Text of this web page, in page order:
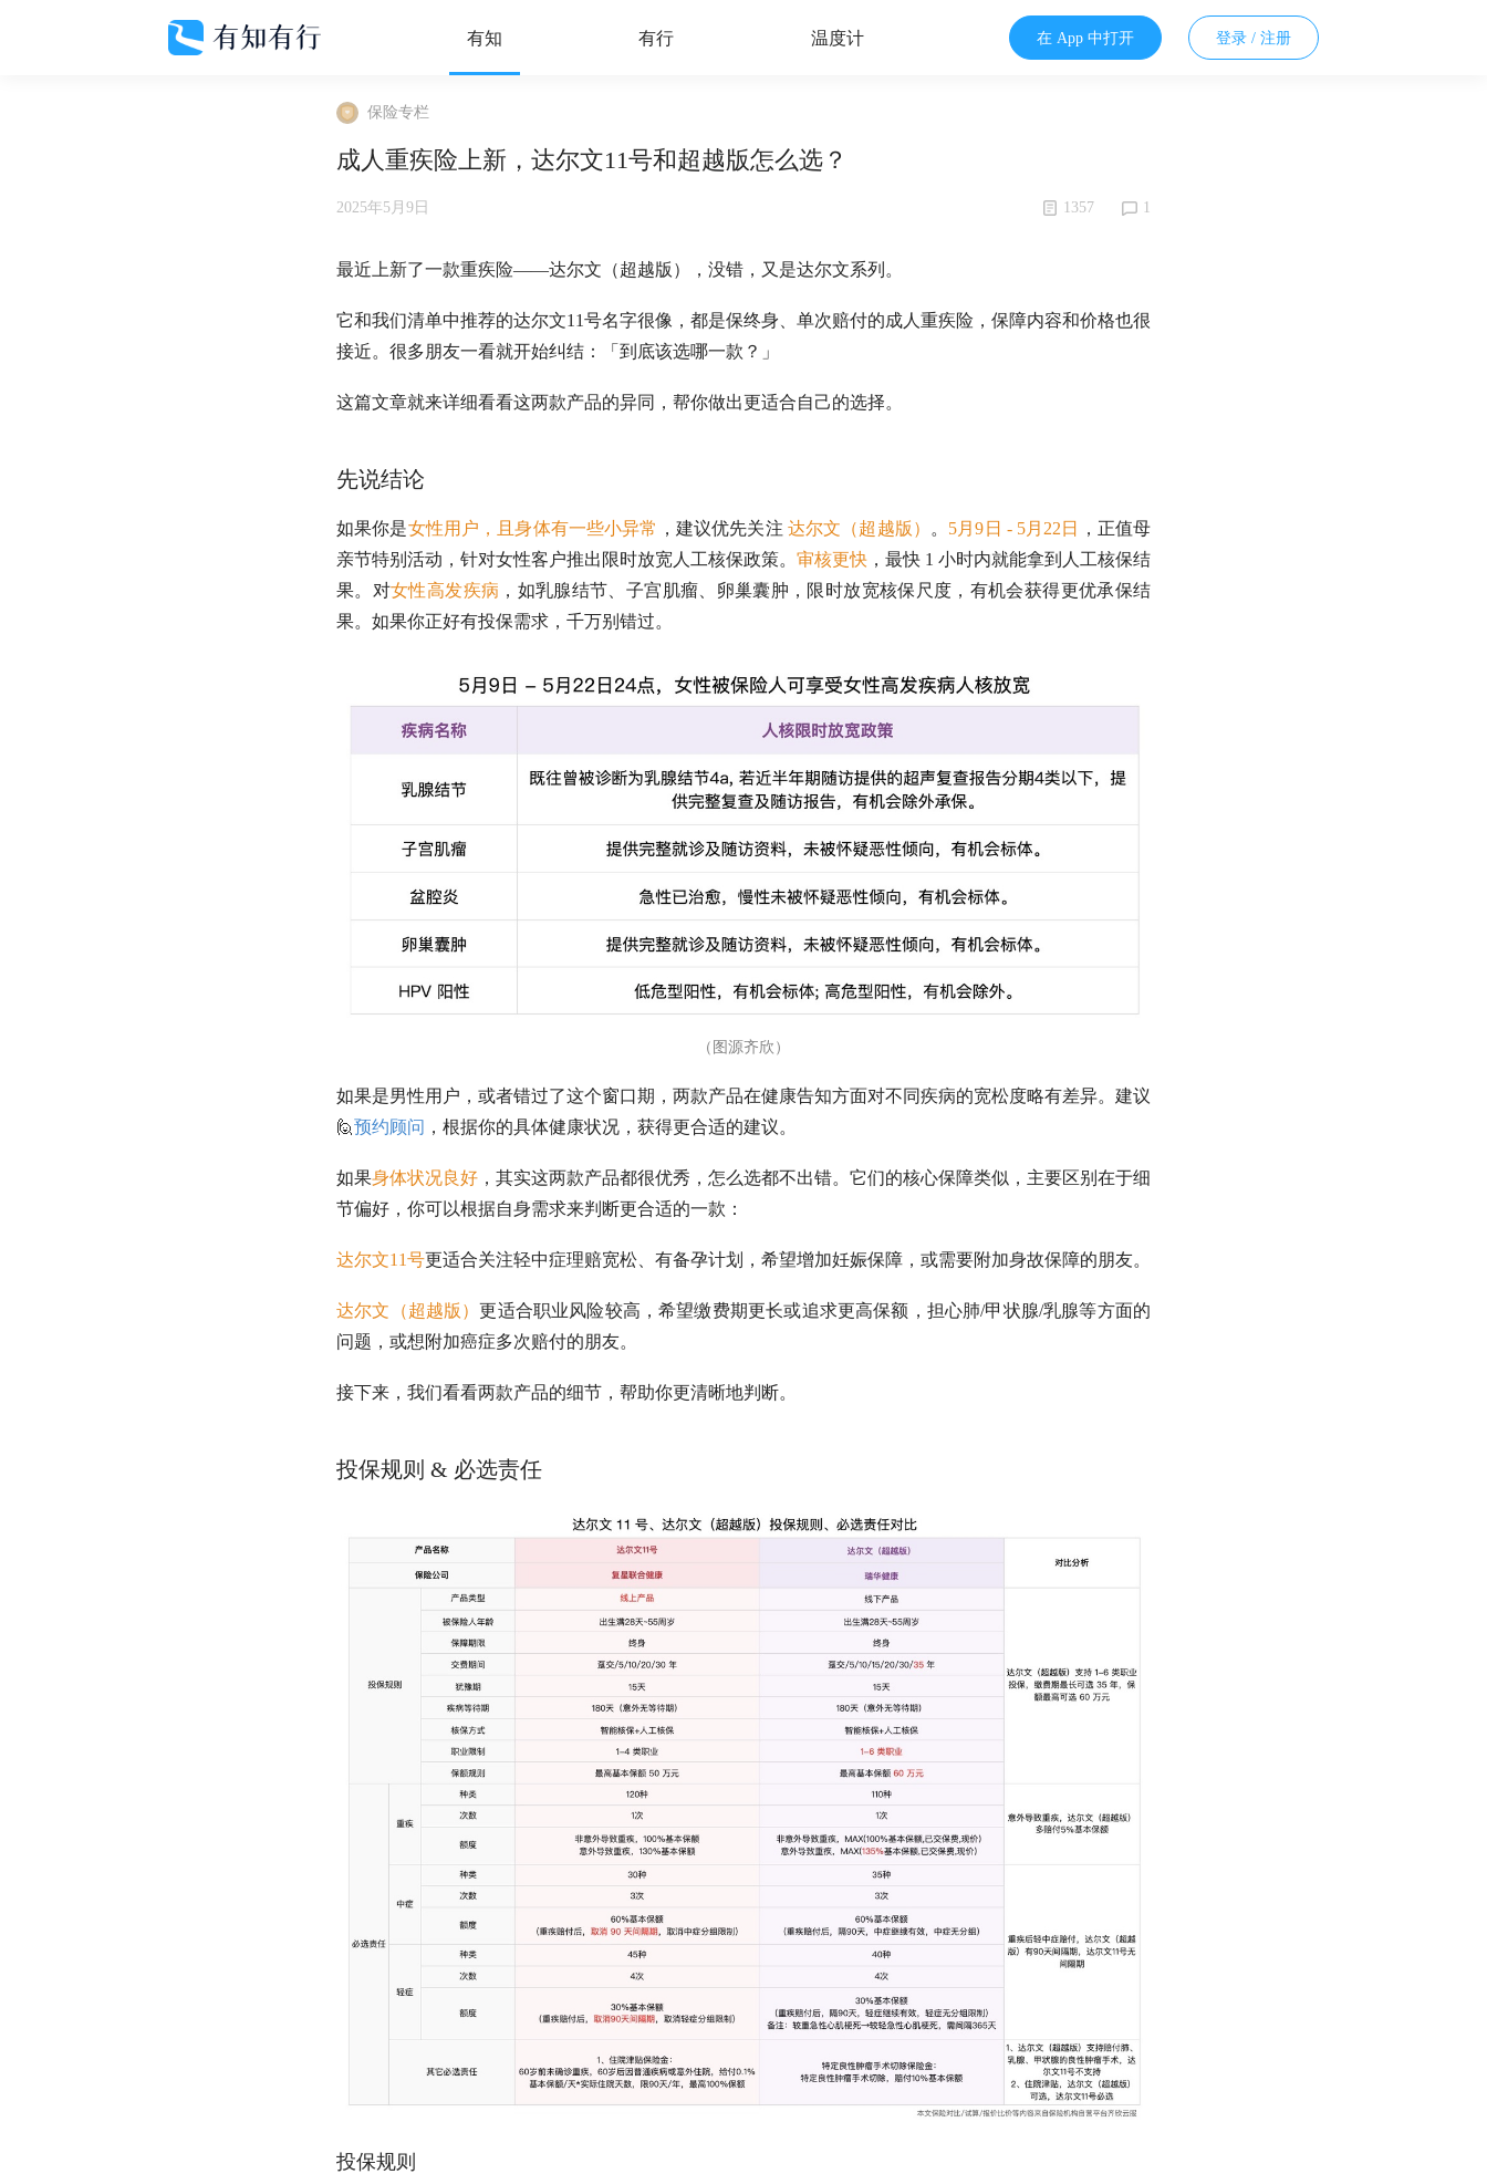
有知 有行 温度计 在 App 中打开 登录 / 注册
保险专栏
成人重疾险上新，达尔文11号和超越版怎么选？
2025年5月9日 1357 1
最近上新了一款重疾险——达尔文（超越版），没错，又是达尔文系列。
它和我们清单中推荐的达尔文11号名字很像，都是保终身、单次赔付的成人重疾险，保障内容和价格也很
接近。很多朋友一看就开始纠结：「到底该选哪一款？」
这篇文章就来详细看看这两款产品的异同，帮你做出更适合自己的选择。
先说结论
如果你是女性用户，且身体有一些小异常 ，建议优先关注 达尔文（超越版） 。 5月9日 - 5月22日
，正值母
亲节特别活动，针对女性客户推出限时放宽人工核保政策。 审核更快 ，最快 1 小时内就能拿到人工核保结
果。对女性高发疾病 ，如乳腺结节、子宫肌瘤、卵巢囊肿，限时放宽核保尺度，有机会获得更优承保结
果。如果你正好有投保需求，千万别错过。
（图源齐欣）
如果是男性用户，或者错过了这个窗口期，两款产品在健康告知方面对不同疾病的宽松度略有差异。建议
🙋预约顾问 ，根据你的具体健康状况，获得更合适的建议。
如果身体状况良好 ，其实这两款产品都很优秀，怎么选都不出错。它们的核心保障类似，主要区别在于细
节偏好，你可以根据自身需求来判断更合适的一款：
达尔文11号更适合关注轻中症理赔宽松、有备孕计划，希望增加妊娠保障，或需要附加身故保障的朋友。
达尔文（超越版）更适合职业风险较高，希望缴费期更长或追求更高保额，担心肺/甲状腺/乳腺等方面的
问题，或想附加癌症多次赔付的朋友。
接下来，我们看看两款产品的细节，帮助你更清晰地判断。
投保规则 & 必选责任
投保规则